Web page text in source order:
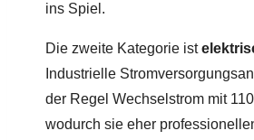
ins Spiel.
Die zweite Kategorie ist
Industrielle
der Regel Wechselstrom mit
wodurch sie eher